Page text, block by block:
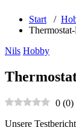
Start /
Nils Hobby
0 (0)
Unsere